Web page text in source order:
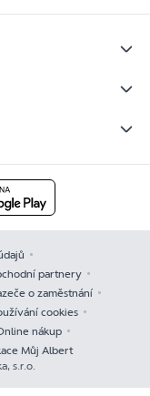
partnery
o zaměstnání
cookies
nákup
Můj Albert
s.r.o.